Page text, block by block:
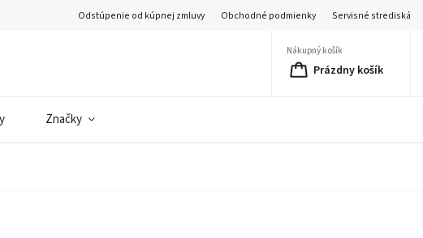
Odstúpenie od kúpnej zmluvy Obchodné podmienky Servisné strediská
Nákupný košík
Prázdny košík
Značky